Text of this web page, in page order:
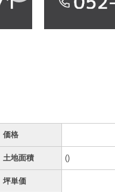
価格
土地面積 ()
坪単価